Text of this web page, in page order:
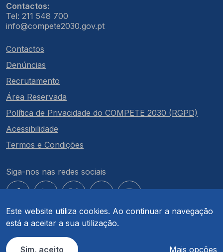
Este website utiliza cookies. Ao continuar a navegação
está a aceitar a sua utilização.
Sim, aceito Mais opções
Contactos:
Tel: 211 548 700
info@compete2030.gov.pt
Contactos
Denúncias
Recrutamento
Área Reservada
Política de Privacidade do COMPETE 2030 (RGPD)
Acessibilidade
Termos e Condições
Siga-nos nas redes sociais
© COMPETE 2030. Todos os direitos reservados.